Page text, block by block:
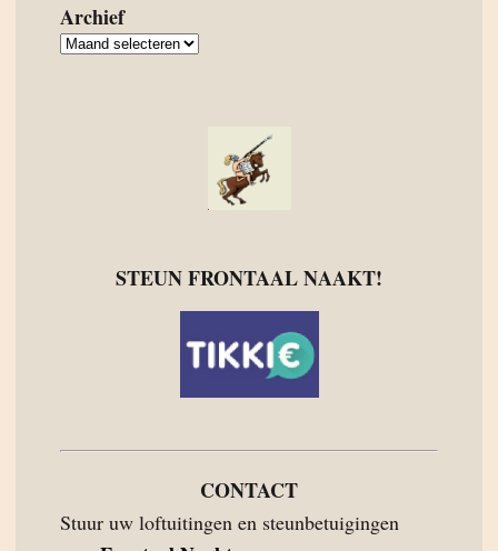
Archief
Archief
STEUN FRONTAAL NAAKT!
CONTACT
Stuur uw loftuitingen en steunbetuigingen